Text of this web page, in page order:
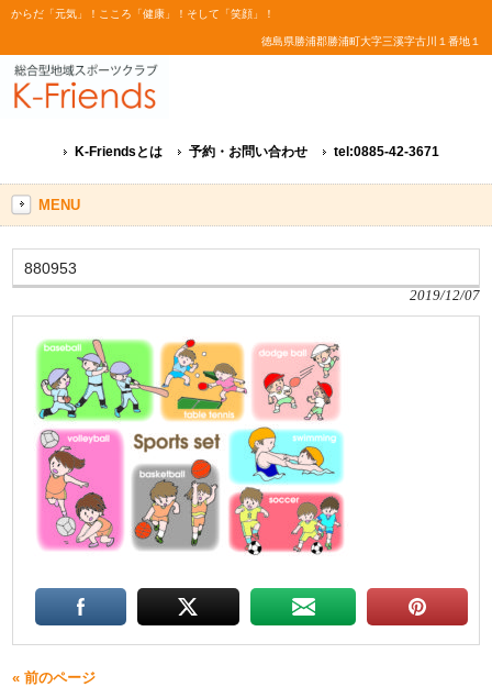
からだ「元気」！こころ「健康」！そして「笑顔」！
徳島県勝浦郡勝浦町大字三溪字古川１番地１
K-Friendsとは 予約・お問い合わせ tel:0885-42-3671
MENU
880953
2019/12/07
« 前のページ